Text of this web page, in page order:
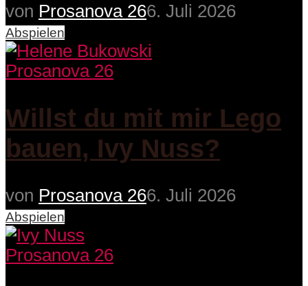
von Prosanova 266. Juli 2026
Abspielen
Prosanova 26
Willst du mit mir Lego
bauen, Ivy Nuss?
von Prosanova 266. Juli 2026
Abspielen
Prosanova 26